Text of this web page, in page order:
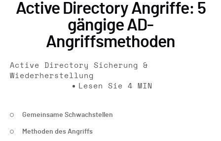
Active Directory Angriffe: 5
gängige AD-
Angriffsmethoden
Active Directory Sicherung &
Wiederherstellung
Lesen Sie
4 MIN
Gemeinsame Schwachstellen
Methoden des Angriffs